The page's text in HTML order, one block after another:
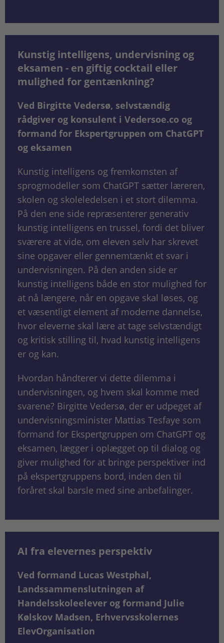
Kunstig intelligens, undervisning og
eksamen - en giftig cocktail eller
mulighed for gentænkning?
Ved Birgitte Vedersø, selvstændig
rådgiver og konsulent i Vedersoe.co og
formand for Ekspertgruppen om ChatGPT
og eksamen
Kunstig intelligens og fremkomsten af
sprogmodeller som ChatGPT sætter læreren,
skolen og skoleledelsen i et stort dilemma.
På den ene side repræsenterer generativ
kunstig intelligens en trussel, fordi det bliver
sværere at vide, om eleven selv har skrevet
sine opgaver eller gennemtænkt et svar i
undervisningen. På den anden side er
kunstig intelligens både en stor mulighed for
at nå længere, når en opgave skal løses, og
et væsentligt element af moderne dannelse,
hvor eleverne skal lære at tage selvstændigt
og kritisk stilling til, hvad kunstig intelligens
er og kan.
Hvordan håndterer vi dette dilemma i
undervisningen, og hvem skal komme med
svarene? Birgitte Vedersø, der er udpeget af
undervisningsminister Mattias Tesfaye som
formand for Ekspertgruppen om ChatGPT og
eksamen, lægger i oplægget op til dialog og
giver mulighed for at bringe perspektiver ind
på ekspertgruppens bord, inden den til
foråret skal barsle med sine anbefalinger.
AI fra elevernes perspektiv
Ved formand Lucas Westphal,
Landssammenslutningen af
Handelsskoleelever og formand Julie
Kølskov Madsen, Erhvervsskolernes
ElevOrganisation